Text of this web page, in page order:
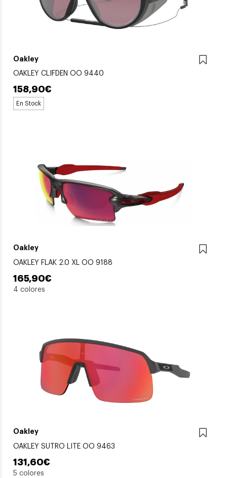
Oakley
OAKLEY CLIFDEN OO 9440
158,90€
En Stock
Oakley
OAKLEY FLAK 2.0 XL OO 9188
165,90€
4 colores
Oakley
OAKLEY SUTRO LITE OO 9463
131,60€
5 colores